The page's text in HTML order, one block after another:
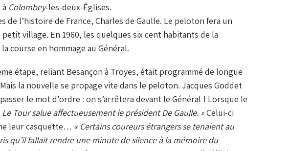
Colombey-les-deux-Églises.
de l’histoire de France, Charles de Gaulle. Le peloton fera un
village. En 1960, les quelques six cent habitants de la
course en hommage au Général.
étape, reliant Besançon à Troyes, était programmé de longue
la nouvelle se propage vite dans le peloton. Jacques Goddet
le mot d’ordre : on s’arrêtera devant le Général ! Lorsque le
Le Tour salue affectueusement le président De Gaulle. »Celui-ci
leur casquette… « Certains coureurs étrangers se tenaient au
qu’il fallait rendre une minute de silence à la mémoire du